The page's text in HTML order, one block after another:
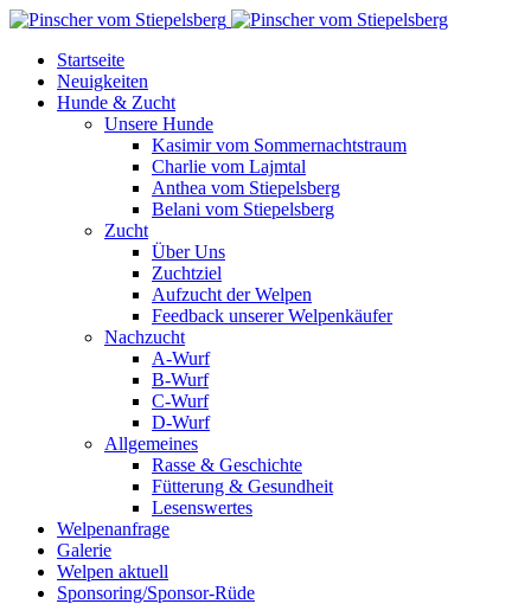
Startseite
Neuigkeiten
Hunde & Zucht
Unsere Hunde
Kasimir vom Sommernachtstraum
Charlie vom Lajmtal
Anthea vom Stiepelsberg
Belani vom Stiepelsberg
Zucht
Über Uns
Zuchtziel
Aufzucht der Welpen
Feedback unserer Welpenkäufer
Nachzucht
A-Wurf
B-Wurf
C-Wurf
D-Wurf
Allgemeines
Rasse & Geschichte
Fütterung & Gesundheit
Lesenswertes
Welpenanfrage
Galerie
Welpen aktuell
Sponsoring/Sponsor-Rüde